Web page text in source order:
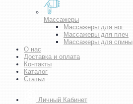
Массажеры
Массажеры для ног
Массажеры для плеч
Массажеры для спины
О нас
Доставка и оплата
Контакты
Каталог
Статьи
Личный Кабинет